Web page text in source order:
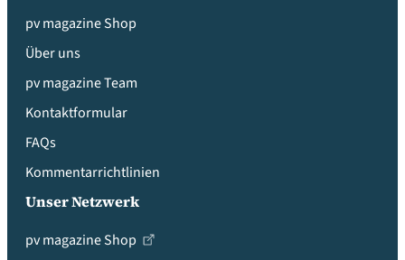
pv magazine Shop
Über uns
pv magazine Team
Kontaktformular
FAQs
Kommentarrichtlinien
Unser Netzwerk
pv magazine Shop